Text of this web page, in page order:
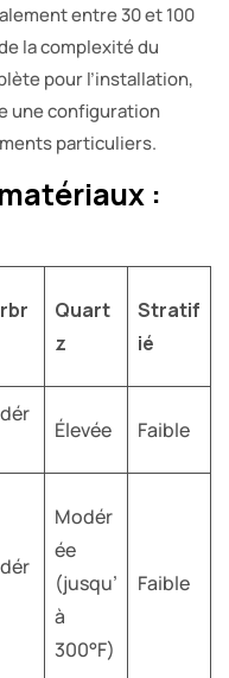
entre 30 et 100
la complexité du
pour l’installation,
une configuration
particuliers.
:
Quart
z
Stratif
ié
Élevée Faible
Modér
ée
(jusqu’
à
300°F)
Faible